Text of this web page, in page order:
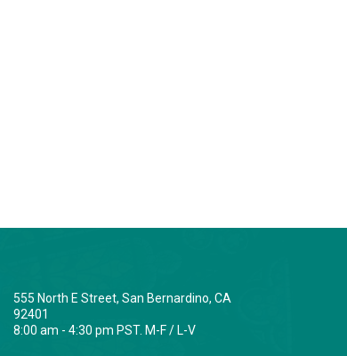
555 North E Street, San Bernardino, CA
92401
8:00 am - 4:30 pm PST. M-F / L-V